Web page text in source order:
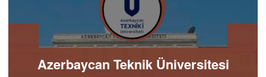
Azerbaycan Teknik Üniversitesi